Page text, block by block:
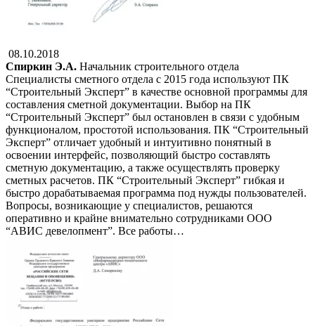
08.10.2018
Спиркин Э.А. Начальник строительного отдела
Специалисты сметного отдела с 2015 года используют ПК
“Строительный Эксперт” в качестве основной программы для
составления сметной документации. Выбор на ПК
“Строительный Эксперт” был остановлен в связи с удобным
функционалом, простотой использования. ПК “Строительный
Эксперт” отличает удобный и интуитивно понятный в
освоении интерфейс, позволяющий быстро составлять
сметную документацию, а также осуществлять проверку
сметных расчетов. ПК “Строительный Эксперт” гибкая и
быстро дорабатываемая программа под нужды пользователей.
Вопросы, возникающие у специалистов, решаются
оперативно и крайне внимательно сотрудниками ООО
“АВИС девелопмент”. Все работы…